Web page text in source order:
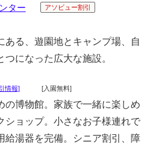
ター アソビュー割引
ある、遊園地とキャンプ場、自
になった広大な施設。
情報] [入園無料]
の博物館。家族で一緒に楽しめ
ショップ。小さなお子様連れで
給湯器を完備。シニア割引、障